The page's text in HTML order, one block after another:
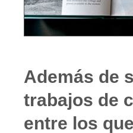
Además de
trabajos de
entre los